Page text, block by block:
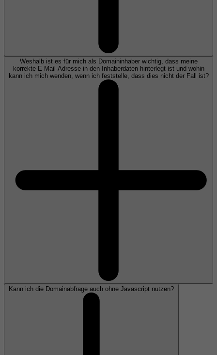
Weshalb ist es für mich als Domaininhaber wichtig, dass meine
korrekte E-Mail-Adresse in den Inhaberdaten hinterlegt ist und wohin
kann ich mich wenden, wenn ich feststelle, dass dies nicht der Fall ist?
Kann ich die Domainabfrage auch ohne Javascript nutzen?